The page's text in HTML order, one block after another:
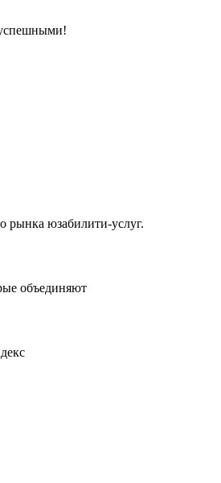
рынка юзабилити-услуг.
объединяют